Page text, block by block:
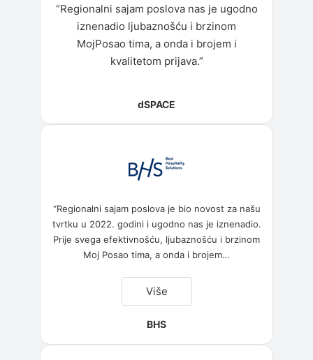
“Regionalni sajam poslova nas je ugodno
iznenadio ljubaznošću i brzinom
MojPosao tima, a onda i brojem i
kvalitetom prijava.”
dSPACE
“Regionalni sajam poslova je bio novost za našu
tvrtku u 2022. godini i ugodno nas je iznenadio.
Prije svega efektivnošću, ljubaznošću i brzinom
Moj Posao tima, a onda i brojem…
Više“BHS”
BHS